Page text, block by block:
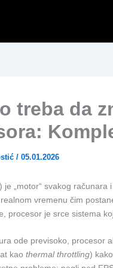
treba da
/ 05.01.2026
je „motor“ svakog
vremenu čim
procesor je srce sistema
ode previsoko, procesor
kao thermal throttling)